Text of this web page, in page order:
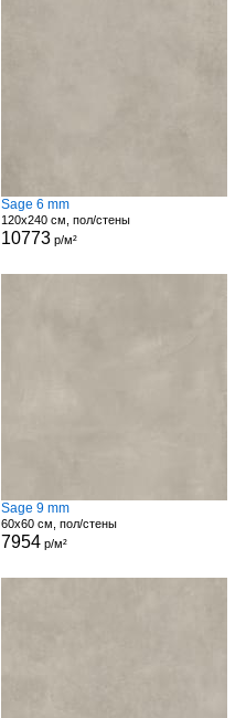
Sage 6 mm
120x240 см, пол/стены
10773 р/м²
Sage 9 mm
60x60 см, пол/стены
7954 р/м²